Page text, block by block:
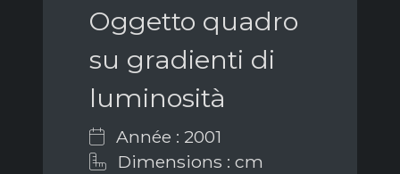
Oggetto quadro
su gradienti di
luminosità
Année : 2001
Dimensions : cm